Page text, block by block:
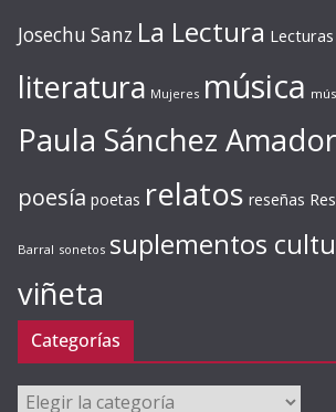
Josechu Sanz La Lectura Lecturas
literatura Mujeres música
Paula Sánchez Amador
poesía poetas relatos reseñas
Barral sonetos suplementos
viñeta
Categorías
Categorías